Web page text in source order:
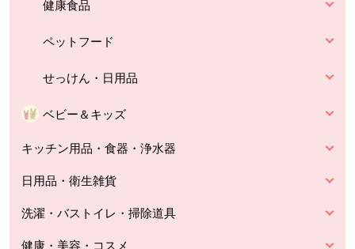
健康食品
ペットフード
せっけん・日用品
ベビー＆キッズ
キッチン用品・食器・浄水器
日用品・衛生雑貨
洗濯・バストイレ・掃除道具
健康・美容・コスメ